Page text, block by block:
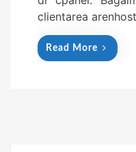
clientarea
Read More